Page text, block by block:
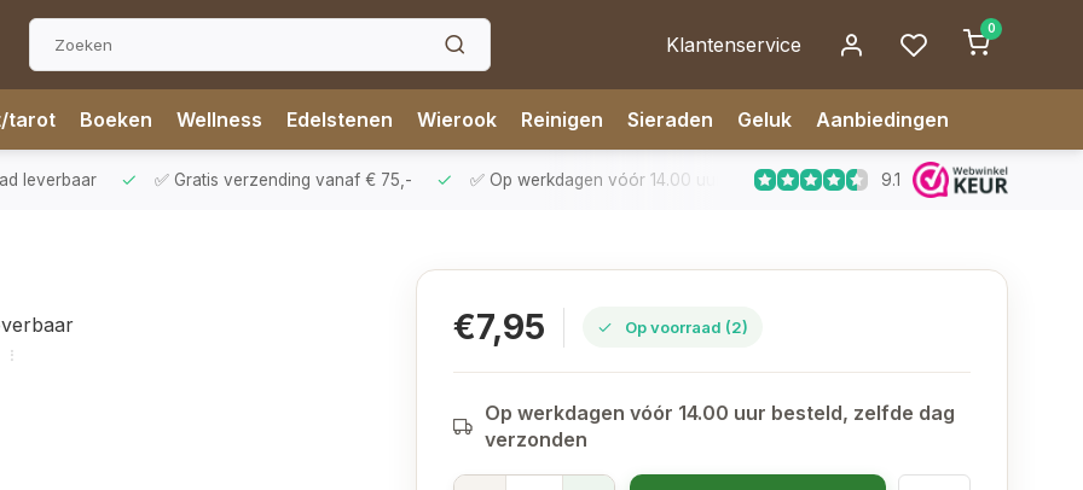
Klantenservice
0
tarot Boeken Wellness Edelstenen Wierook Reinigen Sieraden Geluk Aanbiedingen
leverbaar ✅ Gratis verzending vanaf € 75,- ✅ Op werkdagen vóór 14.00 uur besteld, zelfde dag verzonden
9.1
€7,95 Op voorraad (2)
Op werkdagen vóór 14.00 uur besteld, zelfde dag
verzonden